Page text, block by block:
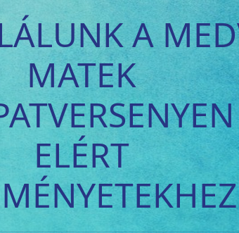
A
MATEK
ELÉRT